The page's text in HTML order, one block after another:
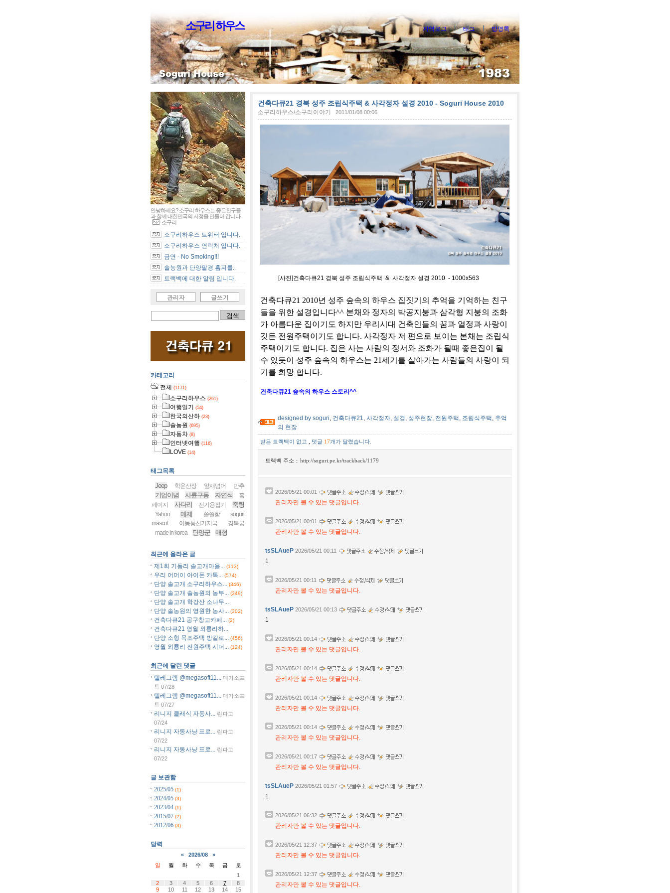
소구리 하우스 지역로그 태그 방명록
건축다큐21 경북 성주 조립식주택 & 사각정자 설경 2010 - Soguri House 2010
소구리하우스/소구리이야기 2011/01/08 00:06
[사진]건축다큐21 경북 성주 조립식주택 & 사각정자 설경 2010 - 1000x563
건축다큐21 2010년 성주 숲속의 하우스 집짓기의 추억을 기억하는 친구
들을 위한 설경입니다^^ 본채와 정자의 박공지붕과 삼각형 지붕의 조화
가 아름다운 집이기도 하지만 우리시대 건축인들의 꿈과 열정과 사랑이
깃든 전원주택이기도 합니다. 사각정자 저 편으로 보이는 본채는 조립식
주택이기도 합니다. 집은 사는 사람의 정서와 조화가 될때 좋은집이 될
수 있듯이 성주 숲속의 하우스는 21세기를 살아가는 사람들의 사랑이 되
기를 희망 합니다.
건축다큐21 숲속의 하우스 스토리^^
designed by soguri, 건축다큐21, 사각정자, 설경, 성주현장, 전원주택, 조립식주택, 추억
의 현장
받은 트랙백이 없고 댓글 17개가 달렸습니다.
트랙백 주소 :: http://soguri.pe.kr/trackback/1179
2026/05/21 00:01
관리자만 볼 수 있는 댓글입니다.
2026/05/21 00:01
관리자만 볼 수 있는 댓글입니다.
tsSLAueP 2026/05/21 00:11
1
2026/05/21 00:11
관리자만 볼 수 있는 댓글입니다.
tsSLAueP 2026/05/21 00:13
1
2026/05/21 00:14
관리자만 볼 수 있는 댓글입니다.
2026/05/21 00:14
관리자만 볼 수 있는 댓글입니다.
2026/05/21 00:14
관리자만 볼 수 있는 댓글입니다.
2026/05/21 00:14
관리자만 볼 수 있는 댓글입니다.
2026/05/21 00:17
관리자만 볼 수 있는 댓글입니다.
tsSLAueP 2026/05/21 01:57
1
2026/05/21 06:32
관리자만 볼 수 있는 댓글입니다.
2026/05/21 12:37
관리자만 볼 수 있는 댓글입니다.
2026/05/21 12:37
관리자만 볼 수 있는 댓글입니다.
안녕하세요? 소구리 하우스는 좋은친구들
과 함께 대한민국의 서정을 만들어 갑니다.
소구리
소구리하우스 트위터 입니다.
소구리하우스 연락처 입니다.
금연 - No Smoking!!!
솔농원과 단양팔경 홈피를..
트랙백에 대한 알림 입니다.
관리자 글쓰기
카테고리
전체 (1171)
소구리하우스 (261)
여행일기 (54)
한국의산하 (23)
솔농원 (695)
자동차 (8)
인터넷여행 (116)
LOVE (14)
태그목록
Jeep 학운산장 앞재넘어 만추
기업이념 사륜구동 자연석
홈
페이지
사다리 전기용접기 죽령
Yahoo 매제 쓸쓸함
soguri
mascot
이동통신기지국
경복궁
made in korea
단양군 매형
최근에 올라온 글
제1회 기동리 솔고개마을...
(113)
우리 어머이 아이폰 카톡... (574)
단양 솔고개 소구리하우스... (346)
단양 솔고개 솔농원의 농부... (349)
단양 솔고개 학강산 소나무...
단양 솔농원의 영원한 농사...
(302)
건축다큐21 공구창고카페... (2)
건축다큐21 영월 외룡리하...
단양 소형 목조주택 방갈로...
(456)
영월 외룡리 전원주택 시더... (124)
최근에 달린 댓글
텔레그램 @megasoft11...
매가소프
트 07/28
텔레그램 @megasoft11... 매가소프
트 07/27
리니지 클래식 자동사...
린파고
07/24
리니지 자동사냥 프로...
린파고
07/22
리니지 자동사냥 프로...
린파고
07/22
글 보관함
2025/05 (1)
2024/05 (3)
2023/04 (1)
2015/07 (2)
2012/06 (3)
달력
« 2026/08
»
일
월 화 수 목 금
토
1
2
3 4 5 6 7
8
9
10 11 12 13 14
15